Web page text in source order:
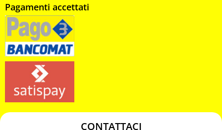
Pagamenti accettati
CONTATTACI